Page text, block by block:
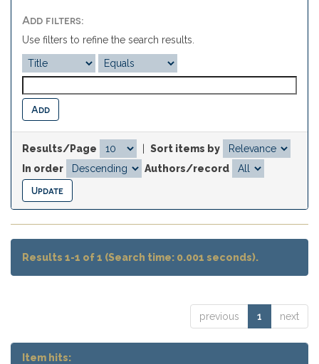
Add filters:
Use filters to refine the search results.
Results/Page
Sort items by
In order
Authors/record
Results 1-1 of 1 (Search time: 0.001 seconds).
previous 1 next
Item hits: